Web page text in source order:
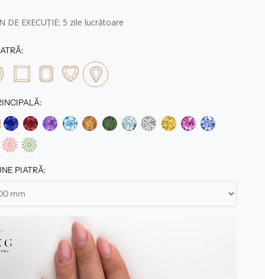
DE EXECUȚIE: 5 zile lucrătoare
PIATRĂ: